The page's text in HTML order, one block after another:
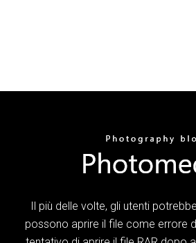
Il più delle volte, gli utenti
possono aprire il file come errore